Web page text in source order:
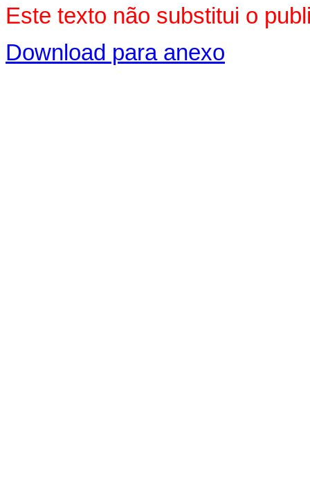
Este texto não substitui o
Download para anexo